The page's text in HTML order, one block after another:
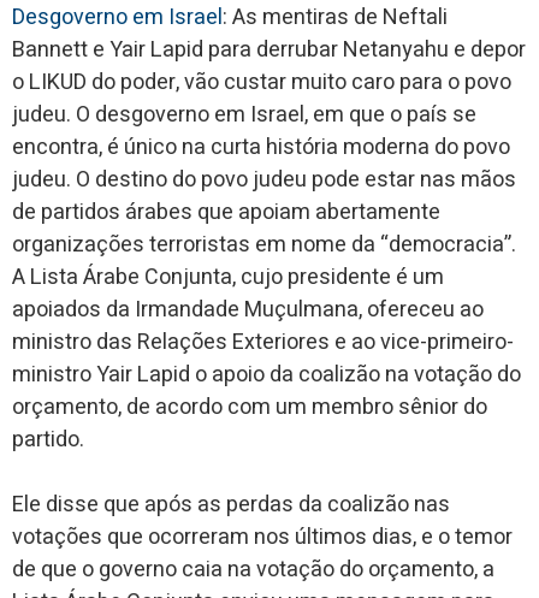
Desgoverno em Israel: As mentiras de Neftali
Bannett e Yair Lapid para derrubar Netanyahu e depor
o LIKUD do poder, vão custar muito caro para o povo
judeu. O desgoverno em Israel, em que o país se
encontra, é único na curta história moderna do povo
judeu. O destino do povo judeu pode estar nas mãos
de partidos árabes que apoiam abertamente
organizações terroristas em nome da “democracia”.
A Lista Árabe Conjunta, cujo presidente é um
apoiados da Irmandade Muçulmana, ofereceu ao
ministro das Relações Exteriores e ao vice-primeiro-
ministro Yair Lapid o apoio da coalizão na votação do
orçamento, de acordo com um membro sênior do
partido.
Ele disse que após as perdas da coalizão nas
votações que ocorreram nos últimos dias, e o temor
de que o governo caia na votação do orçamento, a